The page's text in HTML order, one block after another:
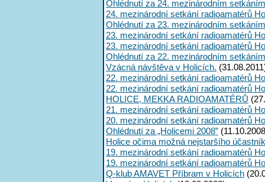
Ohlédnutí za 24. mezinárodním
24. mezinárodní setkání radioamatérů
Ohlédnutí za 23. mezinárodním
23. mezinárodní setkání radioamatérů
23. mezinárodní setkání radioamatérů
Ohlédnutí za 22. mezinárodním
Vzácná návštěva v Holicích.
22. mezinárodní setkání radioamatérů
22. mezinárodní setkání radioamatérů
HOLICE, MEKKA RADIOAMATÉRŮ
21. mezinárodní setkání radioamatérů
20. mezinárodní setkání radioamatérů
Ohlédnutí za „Holicemi 2008”
Holice očima možná nejstaršího
19. mezinárodní setkání radioamatérů
19. mezinárodní setkání radioamatérů
Q-klub AMAVET Příbram v Holicích